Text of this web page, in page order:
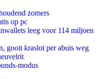
zomers
op pc
leeg voor 114 miljoen
gooit kraslot per abuis weg
modus